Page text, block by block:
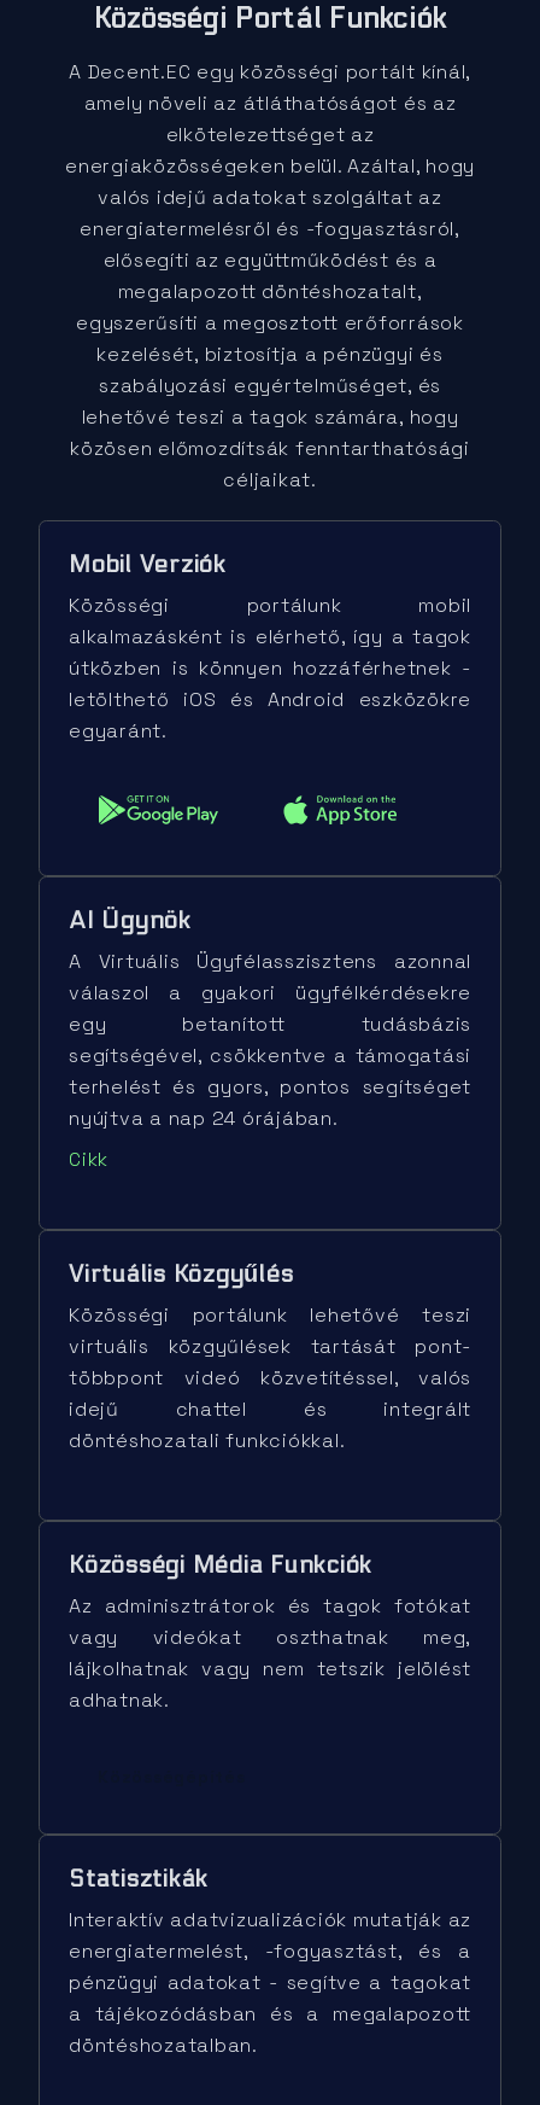
Közösségi Portál Funkciók
A Decent.EC egy közösségi portált kínál,
amely növeli az átláthatóságot és az
elkötelezettséget az
energiaközösségeken belül. Azáltal, hogy
valós idejű adatokat szolgáltat az
energiatermelésről és -fogyasztásról,
elősegíti az együttműködést és a
megalapozott döntéshozatalt,
egyszerűsíti a megosztott erőforrások
kezelését, biztosítja a pénzügyi és
szabályozási egyértelműséget, és
lehetővé teszi a tagok számára, hogy
közösen előmozdítsák fenntarthatósági
céljaikat.
Mobil Verziók
Közösségi portálunk mobil
alkalmazásként is elérhető, így a tagok
útközben is könnyen hozzáférhetnek -
letölthető iOS és Android eszközökre
egyaránt.
AI Ügynök
A Virtuális Ügyfélasszisztens azonnal
válaszol a gyakori ügyfélkérdésekre
egy betanított tudásbázis
segítségével, csökkentve a támogatási
terhelést és gyors, pontos segítséget
nyújtva a nap 24 órájában.
Cikk
Virtuális Közgyűlés
Közösségi portálunk lehetővé teszi
virtuális közgyűlések tartását pont-
többpont videó közvetítéssel, valós
idejű chattel és integrált
döntéshozatali funkciókkal.
Közösségi Média Funkciók
Az adminisztrátorok és tagok fotókat
vagy videókat oszthatnak meg,
lájkolhatnak vagy nem tetszik jelölést
adhatnak.
Statisztikák
Interaktív adatvizualizációk mutatják az
energiatermelést, -fogyasztást, és a
pénzügyi adatokat - segítve a tagokat
a tájékozódásban és a megalapozott
döntéshozatalban.